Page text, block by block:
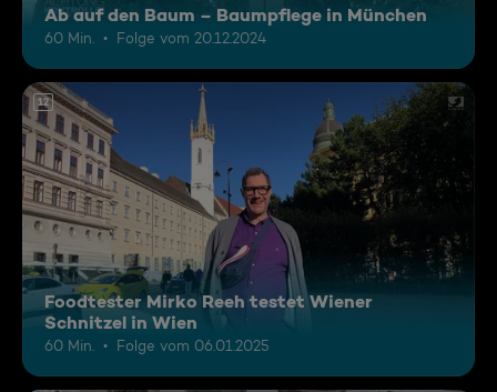
Ab auf den Baum – Baumpflege in München
60 Min. Folge vom 20.12.2024
12
Foodtester Mirko Reeh testet Wiener
Schnitzel in Wien
60 Min. Folge vom 06.01.2025